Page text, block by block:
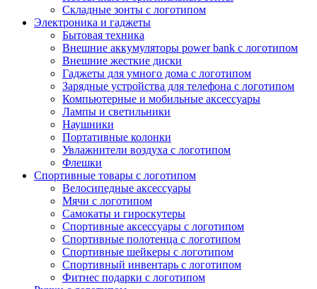
Складные зонты с логотипом
Электроника и гаджеты
Бытовая техника
Внешние аккумуляторы power bank с логотипом
Внешние жесткие диски
Гаджеты для умного дома с логотипом
Зарядные устройства для телефона с логотипом
Компьютерные и мобильные аксессуары
Лампы и светильники
Наушники
Портативные колонки
Увлажнители воздуха с логотипом
Флешки
Спортивные товары с логотипом
Велосипедные аксессуары
Мячи с логотипом
Самокаты и гироскутеры
Спортивные аксессуары с логотипом
Спортивные полотенца с логотипом
Спортивные шейкеры с логотипом
Спортивный инвентарь с логотипом
Фитнес подарки с логотипом